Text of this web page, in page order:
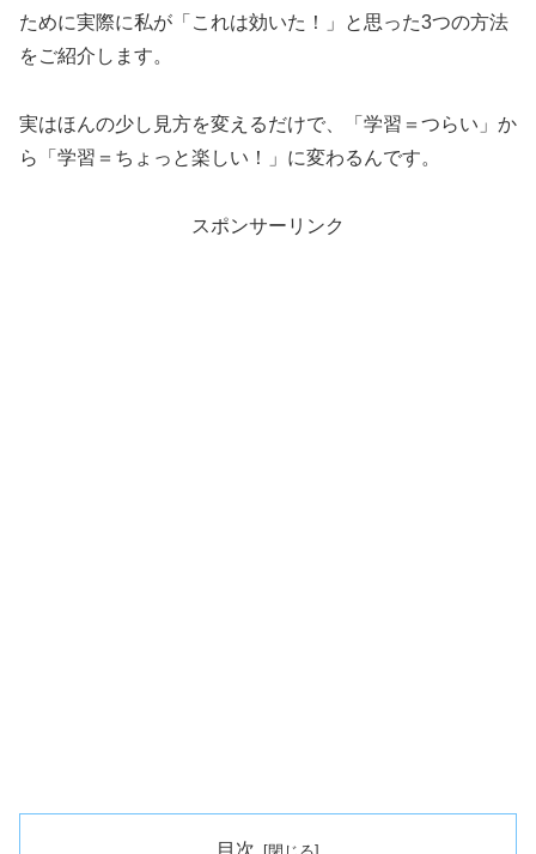
ために実際に私が「これは効いた！」と思った3つの方法
をご紹介します。
実はほんの少し見方を変えるだけで、「学習＝つらい」か
ら「学習＝ちょっと楽しい！」に変わるんです。
スポンサーリンク